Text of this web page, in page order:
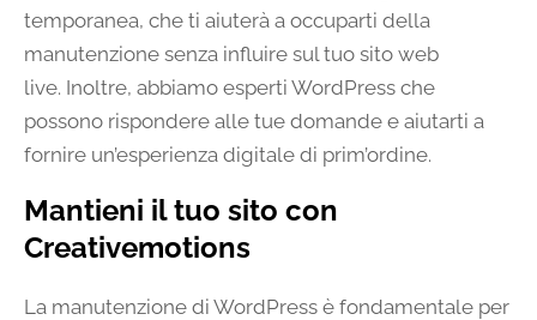
temporanea, che ti aiuterà a occuparti della
manutenzione senza influire sul tuo sito web
live. Inoltre, abbiamo esperti WordPress che
possono rispondere alle tue domande e aiutarti a
fornire un’esperienza digitale di prim’ordine.
Mantieni il tuo sito con
Creativemotions
La manutenzione di WordPress è fondamentale per